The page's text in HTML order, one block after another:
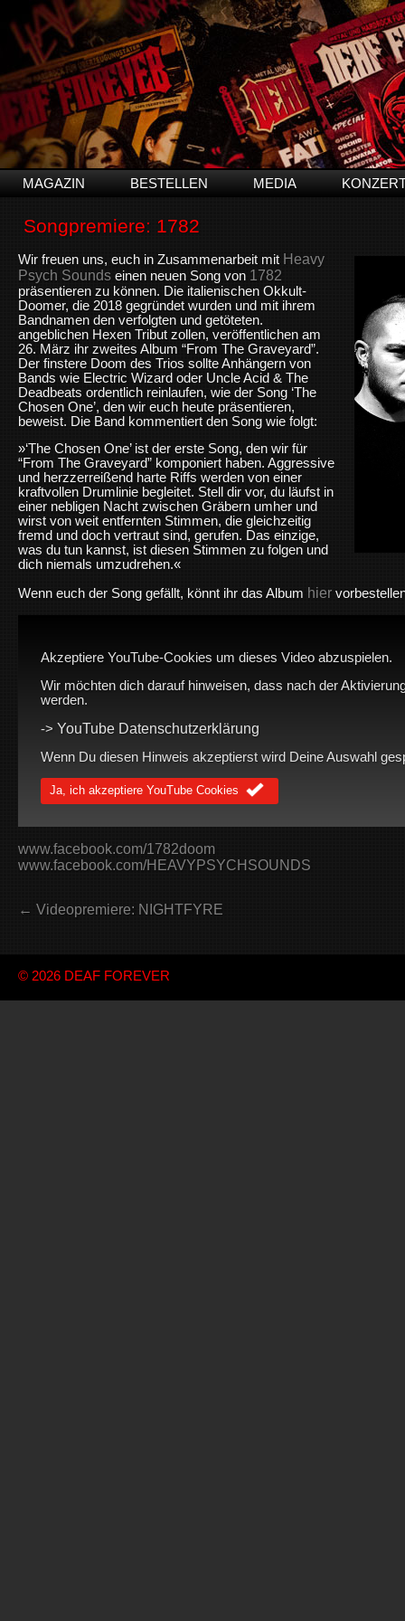
MAGAZIN BESTELLEN MEDIA
Songpremiere: 1782
Wir freuen uns, euch in Zusammenarbeit mit Heavy
Psych Sounds einen neuen Song von 1782
präsentieren zu können. Die italienischen Okkult-
Doomer, die 2018 gegründet wurden und mit ihrem
Bandnamen den verfolgten und getöteten.
angeblichen Hexen Tribut zollen, veröffentlichen am
26. März ihr zweites Album “From The Graveyard”.
Der finstere Doom des Trios sollte Anhängern von
Bands wie Electric Wizard oder Uncle Acid & The
Deadbeats ordentlich reinlaufen, wie der Song ‘The
Chosen One’, den wir euch heute präsentieren,
beweist. Die Band kommentiert den Song wie folgt:
»‘The Chosen One’ ist der erste Song, den wir für
“From The Graveyard” komponiert haben. Aggressive
und herzzerreißend harte Riffs werden von einer
kraftvollen Drumlinie begleitet. Stell dir vor, du läufst in
einer nebligen Nacht zwischen Gräbern umher und
wirst von weit entfernten Stimmen, die gleichzeitig
fremd und doch vertraut sind, gerufen. Das einzige,
was du tun kannst, ist diesen Stimmen zu folgen und
dich niemals umzudrehen.«
Wenn euch der Song gefällt, könnt ihr das Album hier
Akzeptiere YouTube-Cookies um dieses Video abzuspielen.
Wir möchten dich darauf hinweisen, dass nach der
werden.
-> YouTube Datenschutzerklärung
Wenn Du diesen Hinweis akzeptierst wird Deine Auswahl
Ja, ich akzeptiere YouTube Cookies
www.facebook.com/1782doom
www.facebook.com/HEAVYPSYCHSOUNDS
← Videopremiere: NIGHTFYRE
© 2026 DEAF FOREVER